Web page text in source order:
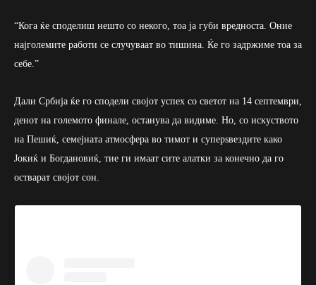
“Кога ќе споделиш нешто со некого, тоа ја губи вредноста. Оние
најголемите работи се случуваат во тишина. Ќе го задржиме тоа за
себе.”
Дали Србија ќе го сподели својот успех со светот на 14 септември,
денот на големото финале, останува да видиме. Но, со искуството
на Пешиќ, семејната атмосфера во тимот и суперѕвездите како
Јокиќ и Богдановиќ, тие ги имаат сите алатки за конечно да го
остварат својот сон.